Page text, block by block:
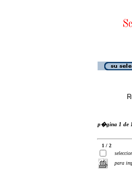
p�gina 1 de
1 / 2
para